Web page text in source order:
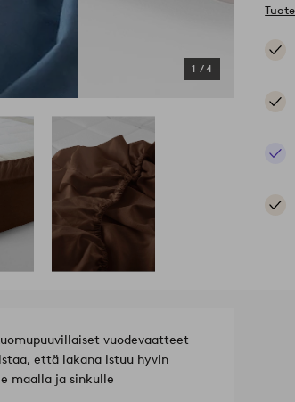
1 /4
vuodevaatteet
että lakana istuu hyvin
maalla ja sinkulle